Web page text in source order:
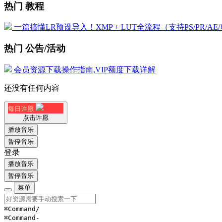
热门 教程
一篇搞懂LR预设导入！XMP + LUT全流程（支持PS/PR/AE/
热门 公告/活动
会员资源下载操作指南,VIP额度下载详解
还没有任何内容
每日许愿
点击许愿
播放音乐
暂停音乐
登录
播放音乐
暂停音乐
菜单
⌘Command /
⌘Command -